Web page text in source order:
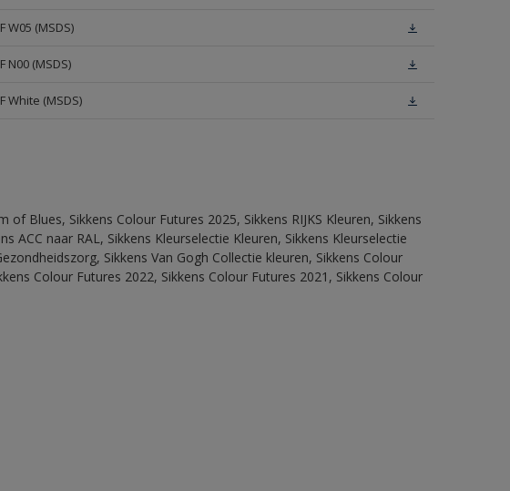
(MSDS)
(MSDS)
(MSDS)
of Blues, Sikkens Colour Futures 2025, Sikkens RIJKS Kleuren, Sikkens
ACC naar RAL, Sikkens Kleurselectie Kleuren, Sikkens Kleurselectie
Sikkens Van Gogh Collectie kleuren, Sikkens Colour
Colour Futures 2022, Sikkens Colour Futures 2021, Sikkens Colour